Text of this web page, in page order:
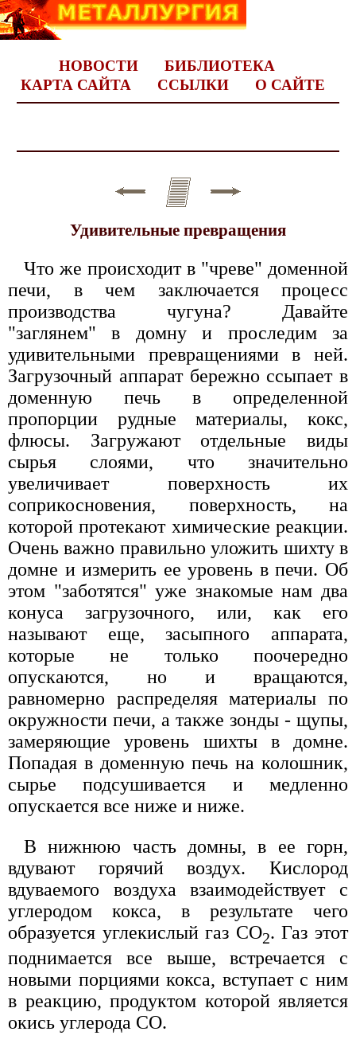
НОВОСТИ
БИБЛИОТЕКА
КАРТА САЙТА
ССЫЛКИ О САЙТЕ
Удивительные превращения
Что же происходит в "чреве" доменной
печи, в чем заключается процесс
производства чугуна? Давайте
"заглянем" в домну и проследим за
удивительными превращениями в ней.
Загрузочный аппарат бережно ссыпает в
доменную печь в определенной
пропорции рудные материалы, кокс,
флюсы. Загружают отдельные виды
сырья слоями, что значительно
увеличивает поверхность их
соприкосновения, поверхность, на
которой протекают химические реакции.
Очень важно правильно уложить шихту в
домне и измерить ее уровень в печи. Об
этом "заботятся" уже знакомые нам два
конуса загрузочного, или, как его
называют еще, засыпного аппарата,
которые не только поочередно
опускаются, но и вращаются,
равномерно распределяя материалы по
окружности печи, а также зонды - щупы,
замеряющие уровень шихты в домне.
Попадая в доменную печь на колошник,
сырье подсушивается и медленно
опускается все ниже и ниже.
В нижнюю часть домны, в ее горн,
вдувают горячий воздух. Кислород
вдуваемого воздуха взаимодействует с
углеродом кокса, в результате чего
образуется углекислый газ СO2. Газ этот
поднимается все выше, встречается с
новыми порциями кокса, вступает с ним
в реакцию, продуктом которой является
окись углерода СО.